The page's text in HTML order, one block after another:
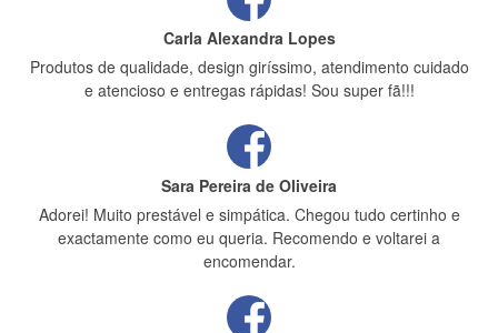
Carla Alexandra Lopes
Produtos de qualidade, design giríssimo, atendimento cuidado
e atencioso e entregas rápidas! Sou super fã!!!
Sara Pereira de Oliveira
Adorei! Muito prestável e simpática. Chegou tudo certinho e
exactamente como eu queria. Recomendo e voltarei a
encomendar.